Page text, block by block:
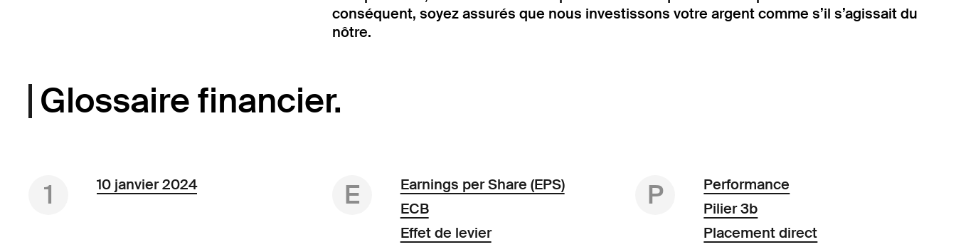
conséquent, soyez assurés que nous investissons votre argent comme s’il s’agissait du
nôtre.
Glossaire financier.
1 10 janvier 2024 E
Earnings per Share (EPS)
ECB
Effet de levier
P
Performance
Pilier 3b
Placement direct